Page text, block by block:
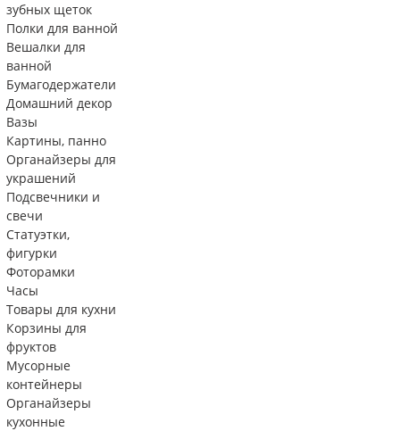
зубных щеток
Полки для ванной
Вешалки для
ванной
Бумагодержатели
Домашний декор
Вазы
Картины, панно
Органайзеры для
украшений
Подсвечники и
свечи
Статуэтки,
фигурки
Фоторамки
Часы
Товары для кухни
Корзины для
фруктов
Мусорные
контейнеры
Органайзеры
кухонные